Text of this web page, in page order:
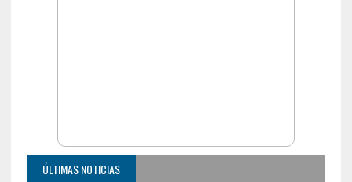
ÚLTIMAS NOTICIAS